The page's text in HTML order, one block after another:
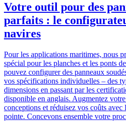
Votre outil pour des
parfaits : le
navires
Pour les applications maritimes, nous
spécial pour les planches et les ponts
pouvez configurer des panneaux
vos spécifications individuelles – des
dimensions en passant par les
disponible en anglais. Augmentez
conceptions et réduisez vos coûts
pointe. Concevons ensemble votre